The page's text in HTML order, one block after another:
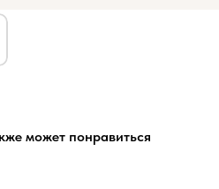
может понравиться